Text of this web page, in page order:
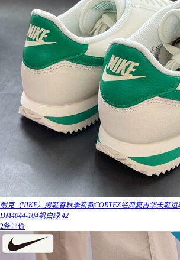
耐克（NIKE）男鞋春秋季新款CORTEZ经典复古华夫鞋
DM4044-104帆白绿 42
2条评价